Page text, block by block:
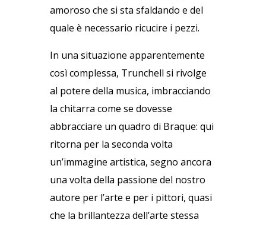
amoroso che si sta sfaldando e del
quale è necessario ricucire i pezzi.
In una situazione apparentemente
così complessa, Trunchell si rivolge
al potere della musica, imbracciando
la chitarra come se dovesse
abbracciare un quadro di Braque: qui
ritorna per la seconda volta
un’immagine artistica, segno ancora
una volta della passione del nostro
autore per l’arte e per i pittori, quasi
che la brillantezza dell’arte stessa